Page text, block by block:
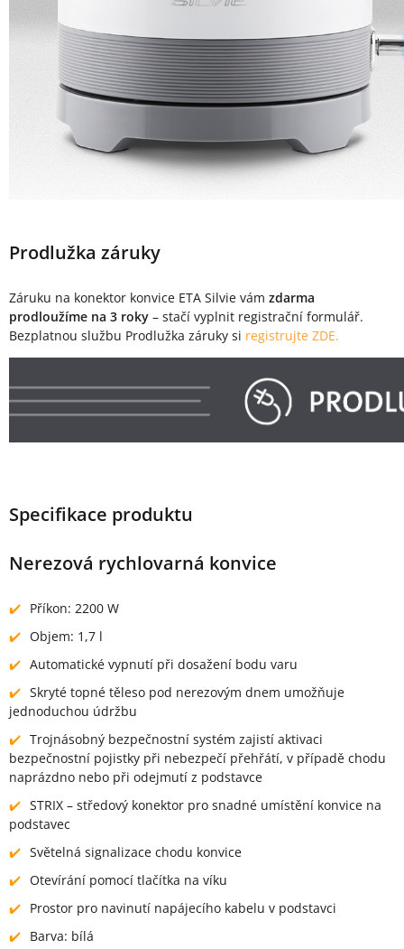
Prodlužka záruky
Záruku na konektor konvice ETA Silvie vám zdarma
prodloužíme na 3 roky – stačí vyplnit registrační formulář.
Bezplatnou službu Prodlužka záruky si registrujte ZDE.
Specifikace produktu
Nerezová rychlovarná konvice
Příkon: 2200 W
Objem: 1,7 l
Automatické vypnutí při dosažení bodu varu
Skryté topné těleso pod nerezovým dnem umožňuje
jednoduchou údržbu
Trojnásobný bezpečnostní systém zajistí aktivaci
bezpečnostní pojistky při nebezpečí přehřátí, v případě chodu
naprázdno nebo při odejmutí z podstavce
STRIX – středový konektor pro snadné umístění konvice na
podstavec
Světelná signalizace chodu konvice
Otevírání pomocí tlačítka na víku
Prostor pro navinutí napájecího kabelu v podstavci
Barva: bílá